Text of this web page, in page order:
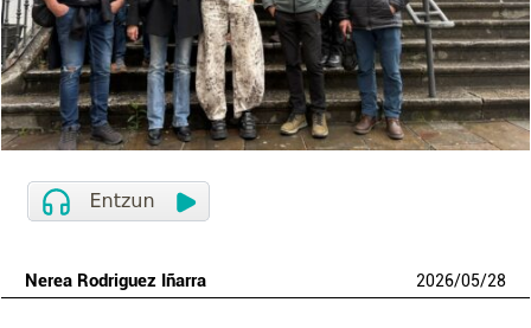
Nerea Rodriguez Iñarra 2026/05/28